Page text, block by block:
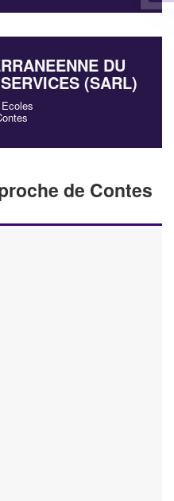
DU
(SARL)
de Contes